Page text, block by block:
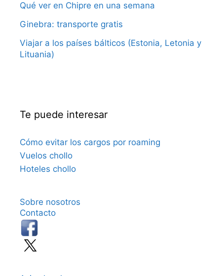
Qué ver en Chipre en una semana
Ginebra: transporte gratis
Viajar a los países bálticos (Estonia, Letonia y
Lituania)
Te puede interesar
Cómo evitar los cargos por roaming
Vuelos chollo
Hoteles chollo
Sobre nosotros
Contacto